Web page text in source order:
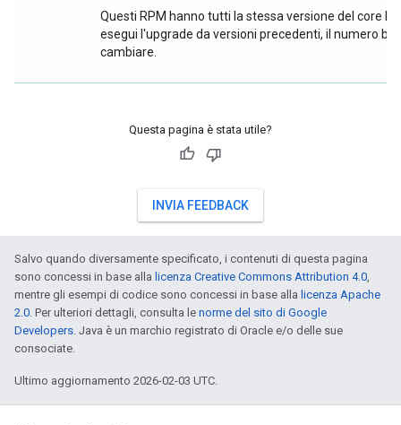
Questi RPM hanno tutti la stessa versione del core
esegui l'upgrade da versioni precedenti, il numero
cambiare.
Questa pagina è stata utile?
INVIA FEEDBACK
Salvo quando diversamente specificato, i contenuti di questa pagina
sono concessi in base alla licenza Creative Commons Attribution 4.0,
mentre gli esempi di codice sono concessi in base alla licenza Apache
2.0. Per ulteriori dettagli, consulta le norme del sito di Google
Developers. Java è un marchio registrato di Oracle e/o delle sue
consociate.
Ultimo aggiornamento 2026-02-03 UTC.